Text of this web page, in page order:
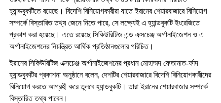
হ্যান্ডবুকটিতে রয়েছে। বিদেশি বিনিয়োগকারীরা যাতে ইরানের শেয়ারবাজারে বিনিয়োগ
সম্পর্কে বিস্তারিত তথ্য জেনে নিতে পারে, সে লক্ষ্যেই এ হ্যান্ডবুকটি ইংরেজিতে
প্রকাশ করা হয়েছে। এতে রয়েছে সিকিউরিটিজ এন্ড এক্সচেঞ্জ অর্গানাইজেশন ও এ
অর্গানাইজেশনের নিয়ন্ত্রিত আর্থিক প্রতিষ্ঠানগুলোর পরিচিত।
ইরানের সিকিউরিটিজ এক্সচেঞ্জ অর্গানাইজেশনের প্রধান মোহাম্মদ ফেতানাত-র্ফাদ
হ্যান্ডবুকটির প্রকাশনা অনুষ্ঠানে বলেন, দেশটির শেয়ারবাজারে বিদেশি বিনিয়োগকারীদের
বিনিয়োগ করতে আগ্রহী করে তুলবে হ্যান্ডবুকটি। তারা ইরানের শেয়ারবাজার সম্পর্কে
বিস্তারিত তথ্য পাবেন।